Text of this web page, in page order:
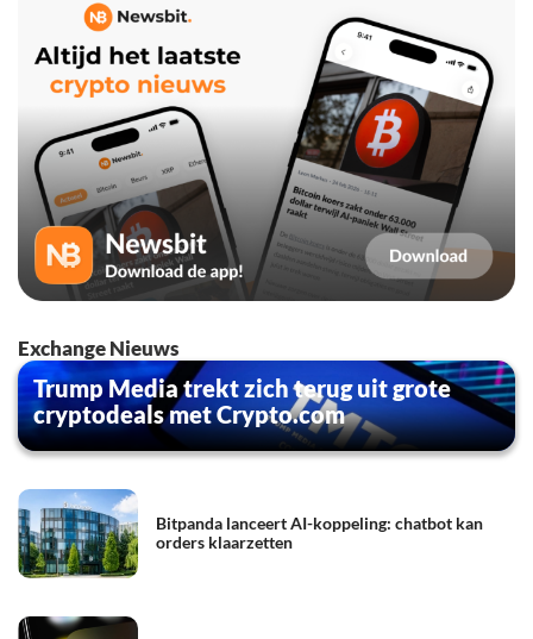
Exchange Nieuws
Trump Media trekt zich terug uit grote
cryptodeals met Crypto.com
Bitpanda lanceert AI-koppeling: chatbot kan
orders klaarzetten